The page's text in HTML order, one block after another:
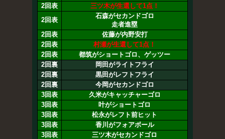
2回表
三ツ木が生還して1点！
2回表
石森がセカンドゴロ
走者進塁
2回表
佐藤が内野安打
2回表
村瀬が生還して1点！
2回表
都筑がショートゴロ、ゲッツー
2回裏
岡田がライトフライ
2回裏
黒田がレフトフライ
2回裏
今岡がセカンドゴロ
3回表
久米がキャッチャーゴロ
3回表
叶がショートゴロ
3回表
松永がレフト前ヒット
3回表
香川がフォアボール
3回表
三ツ木がセカンドゴロ